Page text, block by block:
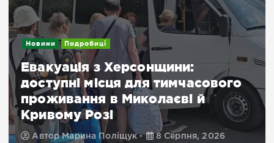
Новини Подробиці
Евакуація з Херсонщини:
доступні місця для тимчасового
проживання в Миколаєві й
Кривому Розі
АвторМарина Поліщук 8 Серпня, 2026